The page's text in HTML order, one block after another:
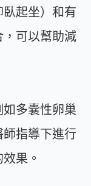
起坐）和有
可以幫助減
多囊性卵巢
指導下進行
果。